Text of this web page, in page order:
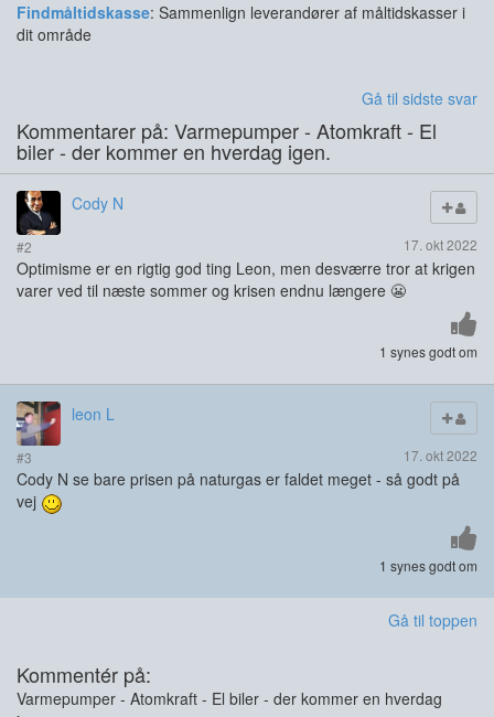
Findmåltidskasse: Sammenlign leverandører af måltidskasser i
dit område
Gå til sidste svar
Kommentarer på: Varmepumper - Atomkraft - El
biler - der kommer en hverdag igen.
Cody N
#2 17. okt 2022
Optimisme er en rigtig god ting Leon, men desværre tror at krigen
varer ved til næste sommer og krisen endnu længere 😬
1 synes godt om
leon L
#3 17. okt 2022
Cody N se bare prisen på naturgas er faldet meget - så godt på
vej
1 synes godt om
Gå til toppen
Kommentér på:
Varmepumper - Atomkraft - El biler - der kommer en hverdag